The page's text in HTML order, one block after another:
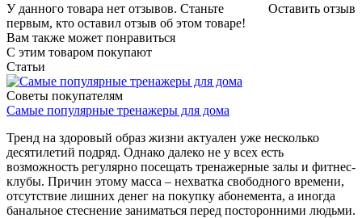
Оставить отзыв
У данного товара нет отзывов. Станьте
первым, кто оставил отзыв об этом товаре!
Вам также может понравиться
С этим товаром покупают
Статьи
Советы покупателям
Самые популярные тренажеры для дома
Тренд на здоровый образ жизни актуален уже несколько
десятилетий подряд. Однако далеко не у всех есть
возможность регулярно посещать тренажерные залы и фитнес-
клубы. Причин этому масса – нехватка свободного времени,
отсутствие лишних денег на покупку абонемента, а иногда
банальное стеснение заниматься перед посторонними людьми.